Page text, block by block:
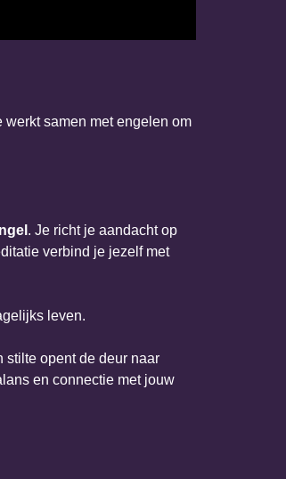
samen met engelen om
. Je richt je aandacht op
verbind je jezelf met
leven.
stilte opent de deur naar
en connectie met jouw